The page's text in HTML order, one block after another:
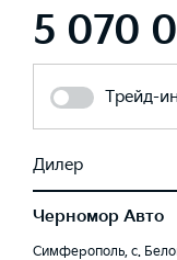
5 070
Трейд-ин
Дилер
Черномор Авто
Симферополь, с.